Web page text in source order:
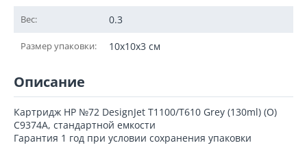
Вес: 0.3
Размер упаковки: 10x10x3 см
Описание
Картридж HP №72 DesignJet T1100/T610 Grey (130ml) (О)
C9374A, стандартной емкости
Гарантия 1 год при условии сохранения упаковки